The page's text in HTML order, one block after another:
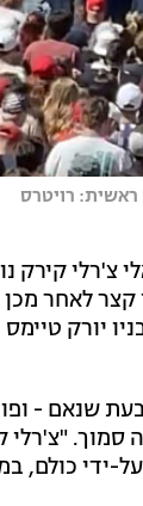
ראשית: רויטרס
צ'רלי קירק
קצר לאחר
יורק
בצווארו בעת
- ממבנה